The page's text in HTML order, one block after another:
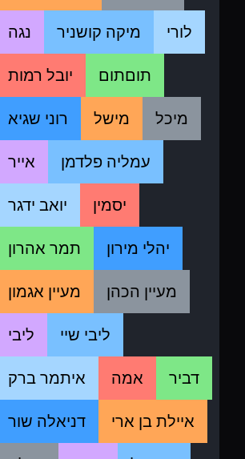
נגה
מיקה קושניר
לורי
יובל רמות
תוםתום
רוני שגיא
מישל
מיכל
אייר
עמליה פלדמן
יואב ידגר
יסמין
תמר אהרון
יהלי מירון
מעיין אגמון
מעיין הכהן
ליבי
ליבי שיי
איתמר ברק
אמה
דביר
דניאלה שור
איילת בן ארי